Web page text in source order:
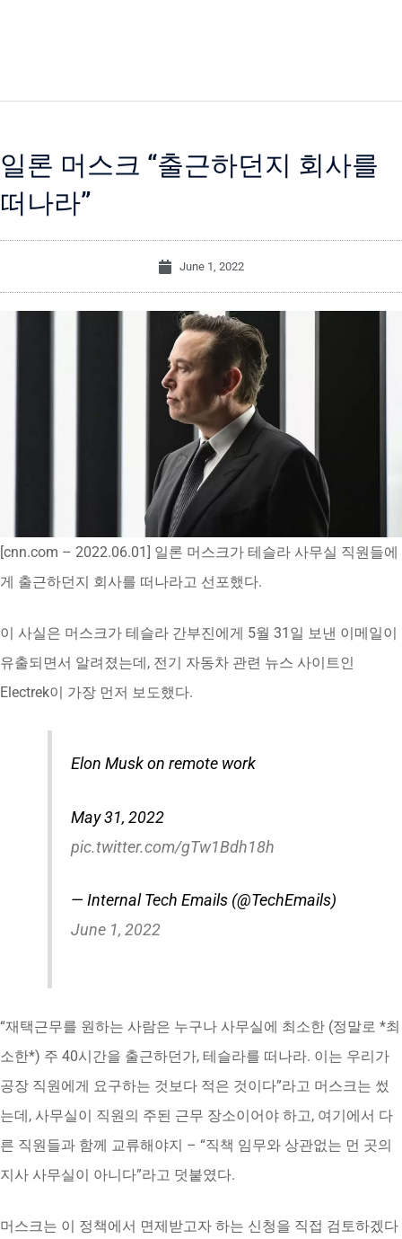
일론 머스크 “출근하던지 회사를
떠나라”
June 1, 2022
[cnn.com – 2022.06.01] 일론 머스크가 테슬라 사무실 직원들에
게 출근하던지 회사를 떠나라고 선포했다.
이 사실은 머스크가 테슬라 간부진에게 5월 31일 보낸 이메일이
유출되면서 알려졌는데, 전기 자동차 관련 뉴스 사이트인
Electrek이 가장 먼저 보도했다.
Elon Musk on remote work
May 31, 2022
pic.twitter.com/gTw1Bdh18h
— Internal Tech Emails (@TechEmails)
June 1, 2022
“재택근무를 원하는 사람은 누구나 사무실에 최소한 (정말로 *최
소한*) 주 40시간을 출근하던가, 테슬라를 떠나라. 이는 우리가
공장 직원에게 요구하는 것보다 적은 것이다”라고 머스크는 썼
는데, 사무실이 직원의 주된 근무 장소이어야 하고, 여기에서 다
른 직원들과 함께 교류해야지 – “직책 임무와 상관없는 먼 곳의
지사 사무실이 아니다”라고 덧붙였다.
머스크는 이 정책에서 면제받고자 하는 신청을 직접 검토하겠다